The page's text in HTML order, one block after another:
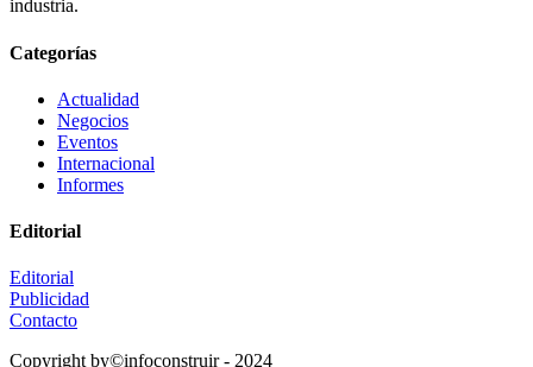
industria.
Categorías
Actualidad
Negocios
Eventos
Internacional
Informes
Editorial
Editorial
Publicidad
Contacto
Copyright by©infoconstruir - 2024